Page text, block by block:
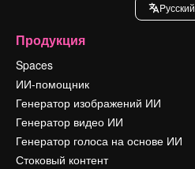
Pусский
Продукция
Spaces
ИИ-помощник
Генератор изображений ИИ
Генератор видео ИИ
Генератор голоса на основе ИИ
Стоковый контент